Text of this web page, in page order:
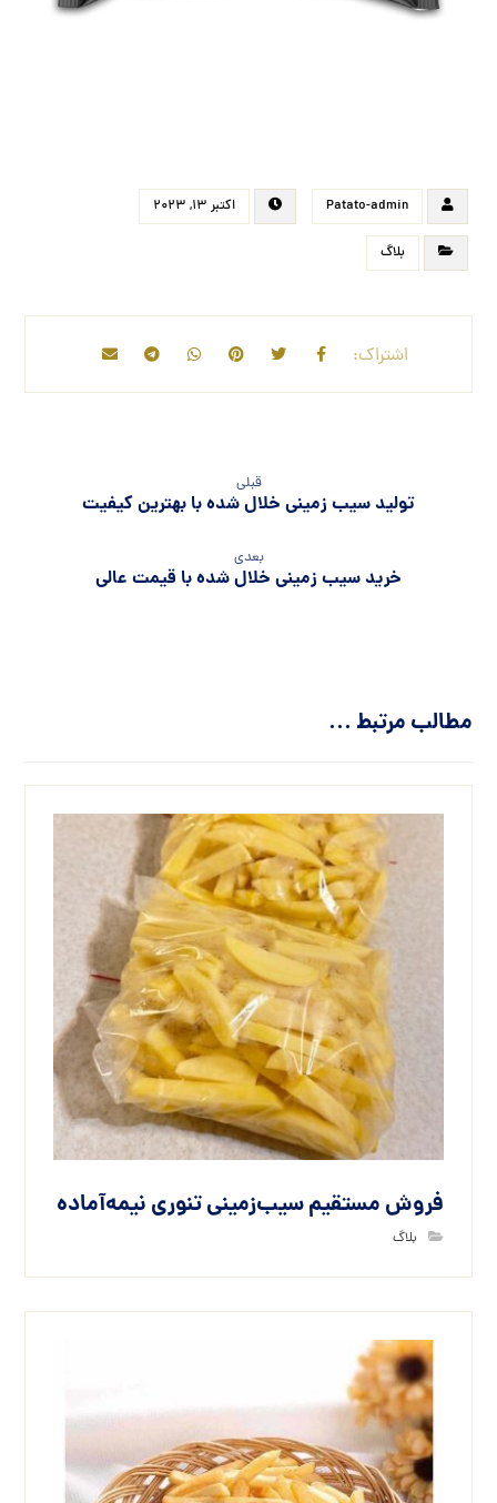
Patato-admin اکتبر ۱۳, ۲۰۲۳
بلاگ
قبلی
تولید سیب زمینی خلال شده با بهترین کیفیت
بعدی
خرید سیب زمینی خلال شده با قیمت عالی
مطالب مرتبط ...
فروش مستقیم سیب‌زمینی تنوری نیمه‌آماده
بلاگ